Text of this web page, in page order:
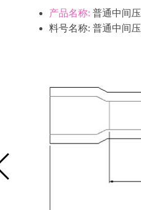
产品名称: 普通中间
料号名称: 普通中间